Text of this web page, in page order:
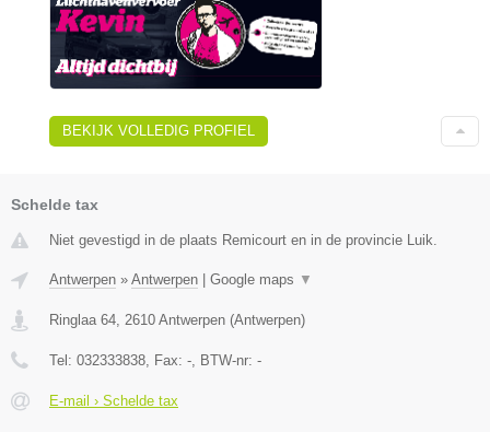
BEKIJK VOLLEDIG PROFIEL
Schelde tax
Niet gevestigd in de plaats Remicourt en in de provincie Luik.
Antwerpen » Antwerpen Google maps ▼
Ringlaa 64, 2610 Antwerpen (Antwerpen)
Tel: 032333838, Fax: -, BTW-nr: -
E-mail › Schelde tax